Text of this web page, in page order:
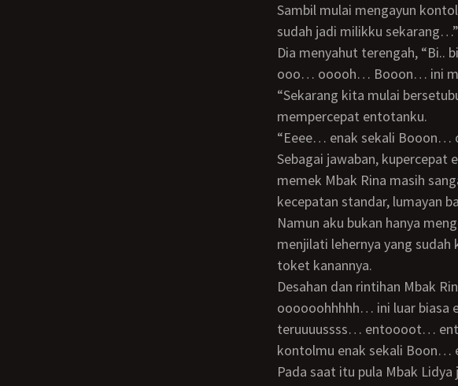
Sambil mulai mengayun kontolku perlahan - lahan, kubisiki telinga Mbak Rina, ““Mbak
sudah jadi milikku sekarang…”
Dia menyahut terengah, “Bi.. biarin aja… dimiliki oleh adikku sendiri… gakpapa…
ooo… ooooh… Booon… ini
“Sekarang kita mulai bersetubuh Mbak… enak kan?” ucapku sambil agak
mempercepat entotanku.
“Eeee… enak sekali
Sebagai jawaban, kupercepat entotanku sampai kecepatan normal. Memang liang
memek Mbak Rina masih
kecepatan standar, lumayan
Namun aku bukan hanya mengentot liang memek sempit Mbak Rina. Aku pun mulai
menjilati lehernya yang
toket kanannya.
Desahan dan rintihan Mbak Rina pun mulai tak terkendalikan lagi, “Boooon…
oooooohhhhh… ini luar
teruuuussss… entoooot…
kontolmu enak sekali
Pada saat itu pula Mbak Lidya jadi duduk bersila, sambil memperhatikan peristiwa